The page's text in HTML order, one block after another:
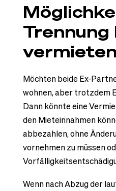
Trennung
vermieten
Möchten beide Ex-
wohnen, aber trotzdem
Dann könnte eine
den Mieteinnahmen
abbezahlen, ohne
vornehmen zu müssen
Wenn nach Abzug der